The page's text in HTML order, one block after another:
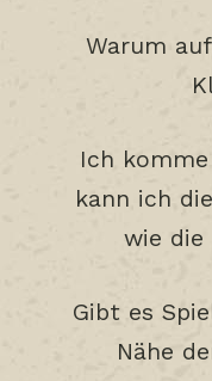
Warum
Ich
kann ich
wie die
Gibt es
Nähe